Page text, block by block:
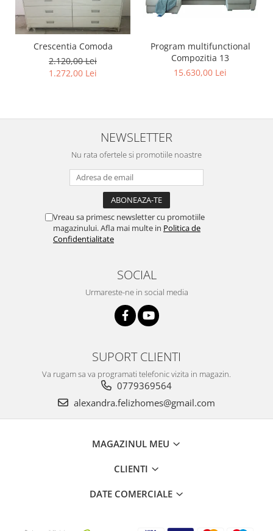
Crescentia Comoda
2.120,00 Lei
1.272,00 Lei
Program multifunctional
Compozitia 13
15.630,00 Lei
NEWSLETTER
Nu rata ofertele si promotiile noastre
Vreau sa primesc newsletter cu promotiile
magazinului. Afla mai multe in Politica de
Confidentialitate
SOCIAL
Urmareste-ne in social media
SUPORT CLIENTI
Va rugam sa va programati telefonic vizita in magazin.
0779369564
alexandra.felizhomes@gmail.com
MAGAZINUL MEU
CLIENTI
DATE COMERCIALE